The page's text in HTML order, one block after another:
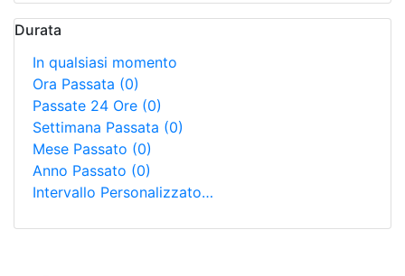
Durata
In qualsiasi momento
Ora Passata (0)
Passate 24 Ore (0)
Settimana Passata (0)
Mese Passato (0)
Anno Passato (0)
Intervallo Personalizzato…